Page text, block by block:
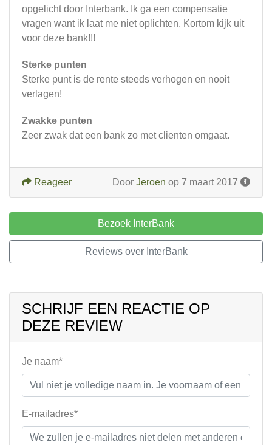
opgelicht door Interbank. Ik ga een compensatie
vragen want ik laat me niet oplichten. Kortom kijk uit
voor deze bank!!!
Sterke punten
Sterke punt is de rente steeds verhogen en nooit
verlagen!
Zwakke punten
Zeer zwak dat een bank zo met clienten omgaat.
Door Jeroen op 7 maart 2017
Reageer
Bezoek InterBank
Reviews over InterBank
SCHRIJF EEN REACTIE OP
DEZE REVIEW
Je naam*
E-mailadres*